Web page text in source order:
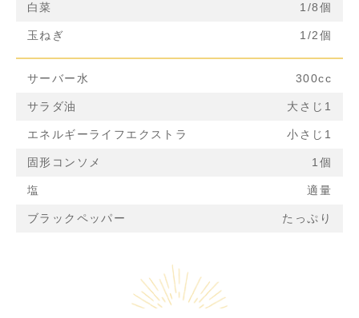
白菜 1/8個
玉ねぎ 1/2個
サーバー水 300cc
サラダ油 大さじ1
エネルギーライフエクストラ 小さじ1
固形コンソメ 1個
塩 適量
ブラックペッパー たっぷり